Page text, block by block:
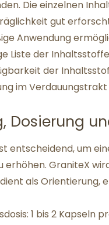
Die einzelnen
gut
Anwendung
Liste der
der
im
Dosierung
entscheidend, um
erhöhen. GraniteX
als Orientierung,
1 bis 2 Kapseln